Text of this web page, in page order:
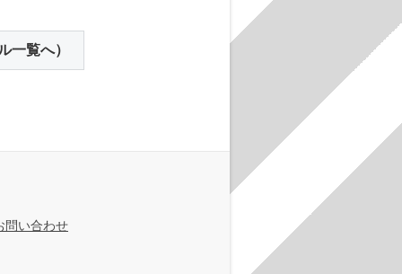
一覧へ）
問い合わせ